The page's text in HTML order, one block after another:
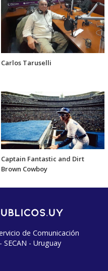
Carlos Taruselli
Captain Fantastic and Dirt
Brown Cowboy
de Comunicación
- Uruguay